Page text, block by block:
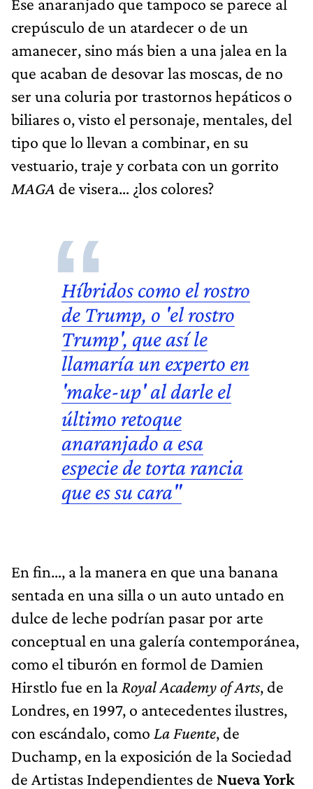
crepúsculo de un atardecer o de un
amanecer, sino más bien a una jalea en la
que acaban de desovar las moscas, de no
ser una coluria por trastornos hepáticos o
biliares o, visto el personaje, mentales, del
tipo que lo llevan a combinar, en su
vestuario, traje y corbata con un gorrito
MAGA de visera… ¿los colores?
Híbridos como elrostro
de Trump, o 'el rostro
Trump', que así le
llamaría un experto en
'make-up'al darle el
último retoque
anaranjado a esa
especie de torta rancia
que es su cara"
En fin…, a la manera en que una banana
sentada en una silla o un auto untado en
dulce de leche podrían pasar por arte
conceptual en una galería contemporánea,
como el tiburón en formol de Damien
Hirstlo fue en la Royal Academy of Arts, de
Londres, en 1997, o antecedentes ilustres,
con escándalo, como La Fuente, de
Duchamp, en la exposición de la Sociedad
de Artistas Independientes de Nueva York